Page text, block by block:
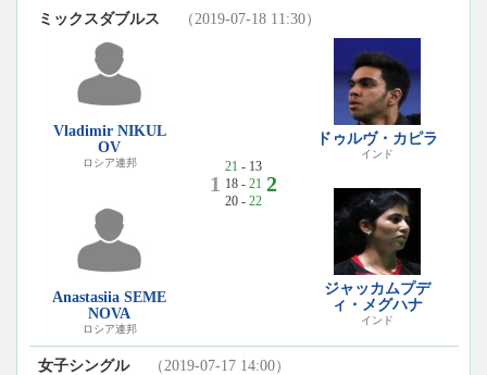
ミックスダブルス （2019-07-18 11:30）
Vladimir NIKUL
OV
ロシア連邦
Anastasiia SEME
NOVA
ロシア連邦
1
21 - 13
18 - 21
20 - 22
2
ドゥルヴ・カピラ
インド
ジャッカムプデ
ィ・メグハナ
インド
女子シングル （2019-07-17 14:00）